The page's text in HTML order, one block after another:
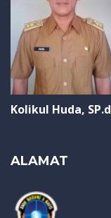
Kolikul Huda, SP.d
ALAMAT